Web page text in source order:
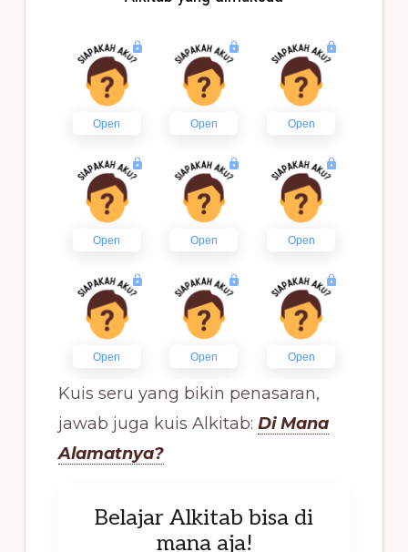
Kuis seru yang bikin penasaran,
jawab juga kuis Alkitab: Di Mana
Alamatnya?
Belajar Alkitab bisa di
mana aja!